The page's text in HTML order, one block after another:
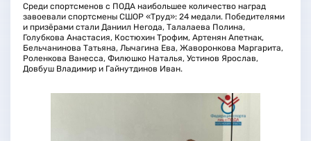
Среди спортсменов с ПОДА наибольшее количество наград
завоевали спортсмены СШОР «Труд»: 24 медали. Победителями
и призёрами стали Даниил Негода, Талалаева Полина,
Голубкова Анастасия, Костюхин Трофим, Артенян Апетнак,
Бельчанинова Татьяна, Лычагина Ева, Жаворонкова Маргарита,
Роленкова Ванесса, Филюшко Наталья, Устинов Ярослав,
Довбуш Владимир и Гайнутдинов Иван.